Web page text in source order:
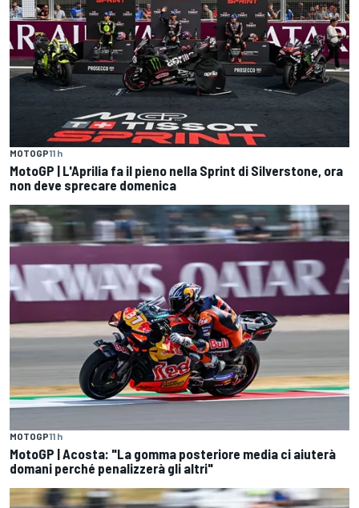
MOTOGP11 h
MotoGP | L'Aprilia fa il pieno nella Sprint di Silverstone, ora
non deve sprecare domenica
MOTOGP11 h
MotoGP | Acosta: "La gomma posteriore media ci aiuterà
domani perché penalizzerà gli altri"